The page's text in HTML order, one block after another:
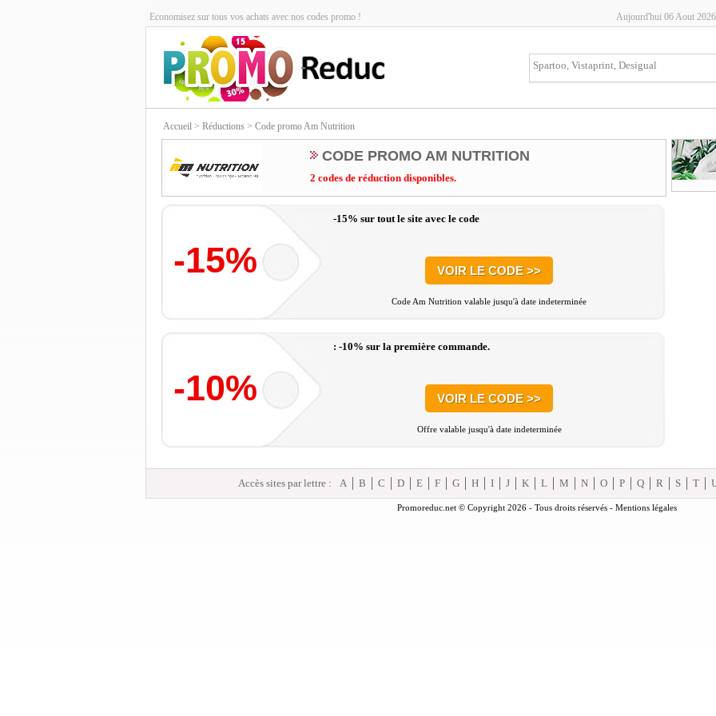
Economisez sur tous vos achats avec nos codes promo ! Aujourd'hui 06 Aout
Accueil > Réductions > Code promo Am Nutrition
CODE PROMO AM NUTRITION
2 codes de réduction disponibles.
-15%
-15% sur tout le site avec le code
VOIR LE CODE >>
Code Am Nutrition valable jusqu'à date indeterminée
-10%
: -10% sur la première commande.
VOIR LE CODE >>
Offre valable jusqu'à date indeterminée
Accès sites par lettre : A B C D E F G H I J K L M N O P Q R S T
Promoreduc.net © Copyright 2026 - Tous droits réservés - Mentions légales